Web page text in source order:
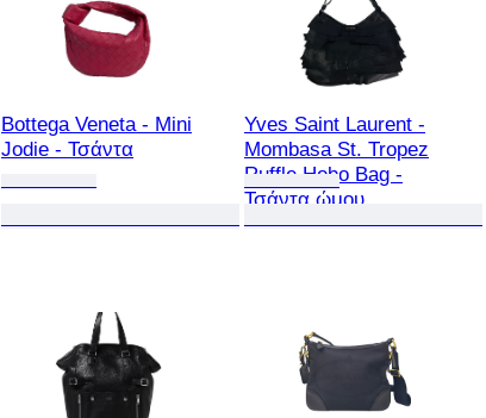
Bottega Veneta - Mini
Jodie - Τσάντα
Yves Saint Laurent -
Mombasa St. Tropez
Ruffle Hobo Bag -
Τσάντα ώμου